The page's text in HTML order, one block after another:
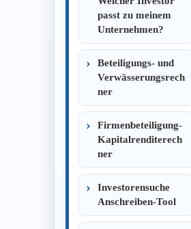
passt zu meinem
Unternehmen?
Beteiligungs- und
Verwässerungsrech
ner
Firmenbeteiligung-
Kapitalrenditerech
ner
Investorensuche
Anschreiben-Tool